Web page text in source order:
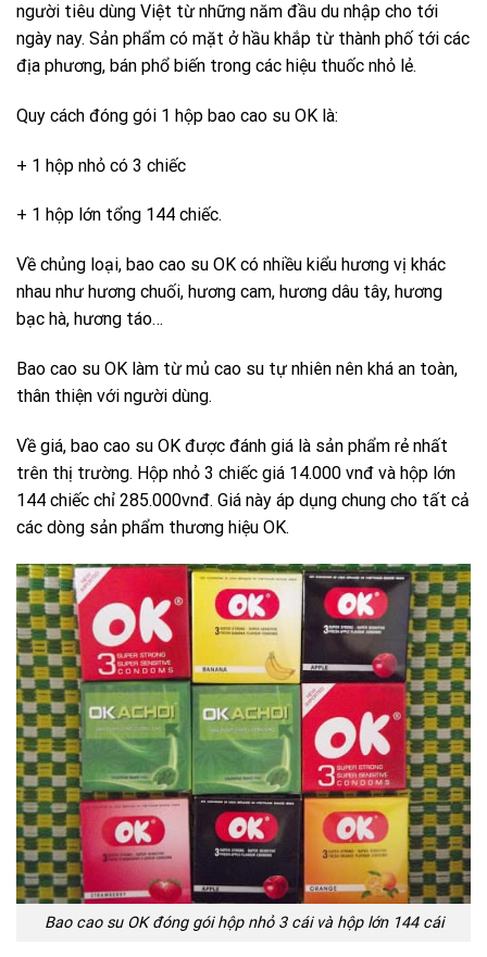
người tiêu dùng Việt từ những năm đầu du nhập cho tới
ngày nay. Sản phẩm có mặt ở hầu khắp từ thành phố tới các
địa phương, bán phổ biến trong các hiệu thuốc nhỏ lẻ.
Quy cách đóng gói 1 hộp bao cao su OK là:
+ 1 hộp nhỏ có 3 chiếc
+ 1 hộp lớn tổng 144 chiếc.
Về chủng loại, bao cao su OK có nhiều kiểu hương vị khác
nhau như hương chuối, hương cam, hương dâu tây, hương
bạc hà, hương táo…
Bao cao su OK làm từ mủ cao su tự nhiên nên khá an toàn,
thân thiện với người dùng.
Về giá, bao cao su OK được đánh giá là sản phẩm rẻ nhất
trên thị trường. Hộp nhỏ 3 chiếc giá 14.000 vnđ và hộp lớn
144 chiếc chỉ 285.000vnđ. Giá này áp dụng chung cho tất cả
các dòng sản phẩm thương hiệu OK.
Bao cao su OK đóng gói hộp nhỏ 3 cái và hộp lớn 144 cái